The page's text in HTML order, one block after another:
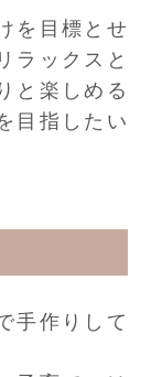
を目標とせ
ラックスと
と楽しめる
目指したい
手作りして